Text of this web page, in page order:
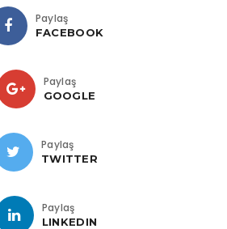
Paylaş
FACEBOOK
Paylaş
GOOGLE
Paylaş
TWITTER
Paylaş
LINKEDIN